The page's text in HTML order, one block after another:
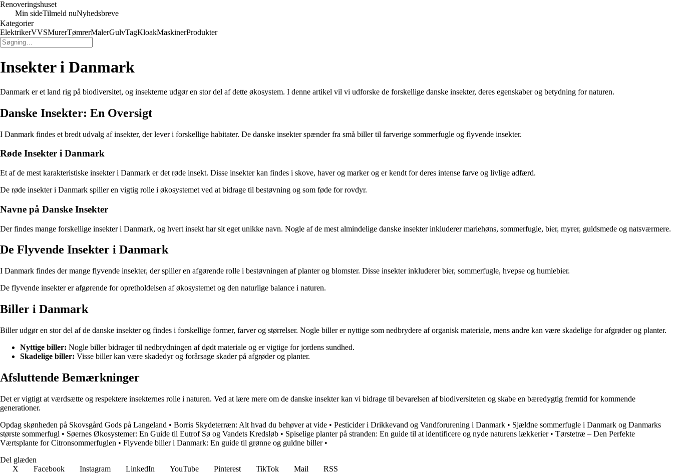
Renoveringshuset
Min sideTilmeld nuNyhedsbreve
Kategorier
ElektrikerVVSMurerTømrerMalerGulvTagKloakMaskinerProdukter
Insekter i Danmark
Danmark er et land rig på biodiversitet, og insekterne udgør en stor del af dette økosystem. I denne artikel vil vi udforske de forskellige danske insekter, deres egenskaber og betydning for naturen.
Danske Insekter: En Oversigt
I Danmark findes et bredt udvalg af insekter, der lever i forskellige habitater. De danske insekter spænder fra små biller til farverige sommerfugle og flyvende insekter.
Røde Insekter i Danmark
Et af de mest karakteristiske insekter i Danmark er det røde insekt. Disse insekter kan findes i skove, haver og marker og er kendt for deres intense farve og livlige adfærd.
De røde insekter i Danmark spiller en vigtig rolle i økosystemet ved at bidrage til bestøvning og som føde for rovdyr.
Navne på Danske Insekter
Der findes mange forskellige insekter i Danmark, og hvert insekt har sit eget unikke navn. Nogle af de mest almindelige danske insekter inkluderer mariehøns, sommerfugle, bier, myrer, guldsmede og natsværmere.
De Flyvende Insekter i Danmark
I Danmark findes der mange flyvende insekter, der spiller en afgørende rolle i bestøvningen af planter og blomster. Disse insekter inkluderer bier, sommerfugle, hvepse og humlebier.
De flyvende insekter er afgørende for opretholdelsen af økosystemet og den naturlige balance i naturen.
Biller i Danmark
Biller udgør en stor del af de danske insekter og findes i forskellige former, farver og størrelser. Nogle biller er nyttige som nedbrydere af organisk materiale, mens andre kan være skadelige for afgrøder og planter.
Nyttige biller: Nogle biller bidrager til nedbrydningen af dødt materiale og er vigtige for jordens sundhed.
Skadelige biller: Visse biller kan være skadedyr og forårsage skader på afgrøder og planter.
Afsluttende Bemærkninger
Det er vigtigt at værdsætte og respektere insekternes rolle i naturen. Ved at lære mere om de danske insekter kan vi bidrage til bevarelsen af biodiversiteten og skabe en bæredygtig fremtid for kommende
generationer.
Opdag skønheden på Skovsgård Gods på Langeland • Borris Skydeterræn: Alt hvad du behøver at vide • Pesticider i Drikkevand og Vandforurening i Danmark • Sjældne sommerfugle i Danmark og Danmarks
største sommerfugl • Søernes Økosystemer: En Guide til Eutrof Sø og Vandets Kredsløb • Spiselige planter på stranden: En guide til at identificere og nyde naturens lækkerier• Tørstetræ – Den Perfekte
Værtsplante for Citronsommerfuglen • Flyvende biller i Danmark: En guide til grønne og guldne biller•
Del glæden
X
Facebook Instagram LinkedIn YouTube Pinterest TikTok Mail
RSS